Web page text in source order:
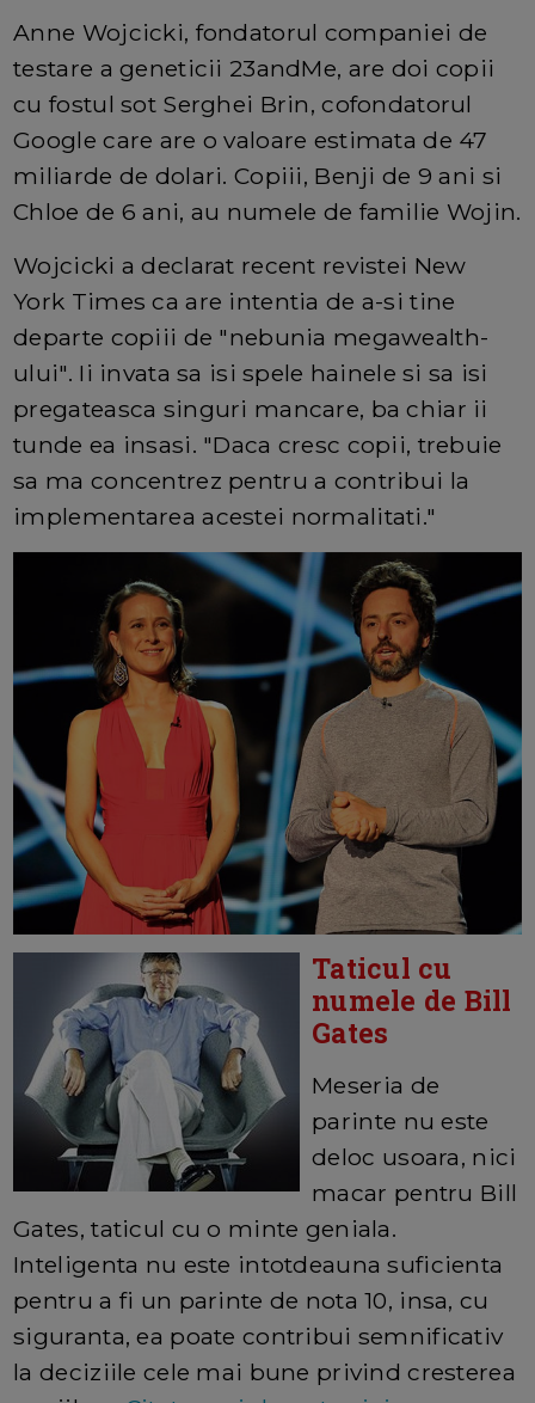
Anne Wojcicki, fondatorul companiei de
testare a geneticii 23andMe, are doi copii
cu fostul sot Serghei Brin, cofondatorul
Google care are o valoare estimata de 47
miliarde de dolari. Copiii, Benji de 9 ani si
Chloe de 6 ani, au numele de familie Wojin.
Wojcicki a declarat recent revistei New
York Times ca are intentia de a-si tine
departe copiii de "nebunia megawealth-
ului". Ii invata sa isi spele hainele si sa isi
pregateasca singuri mancare, ba chiar ii
tunde ea insasi. "Daca cresc copii, trebuie
sa ma concentrez pentru a contribui la
implementarea acestei normalitati."
Taticul cu
numele de Bill
Gates
Meseria de
parinte nu este
deloc usoara, nici
macar pentru Bill
Gates, taticul cu o minte geniala.
Inteligenta nu este intotdeauna suficienta
pentru a fi un parinte de nota 10, insa, cu
siguranta, ea poate contribui semnificativ
la deciziile cele mai bune privind cresterea